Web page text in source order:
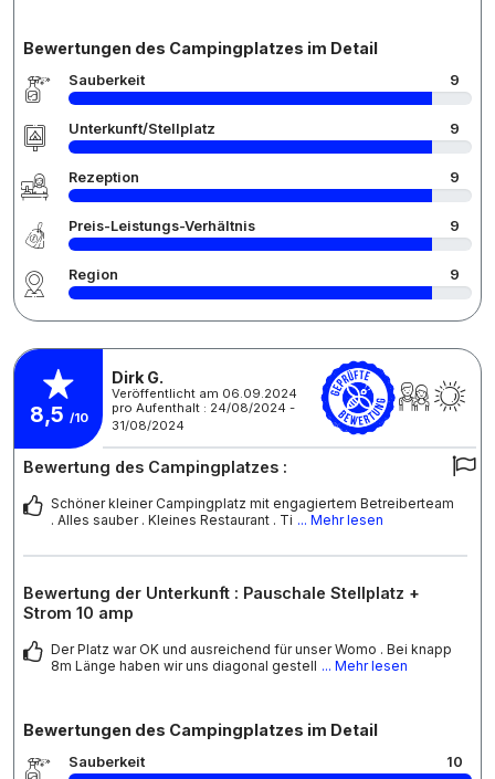
Bewertungen des Campingplatzes im Detail
Sauberkeit 9
Unterkunft/Stellplatz 9
Rezeption 9
Preis-Leistungs-Verhältnis 9
Region 9
8,5 /10
Dirk G.
Veröffentlicht am 06.09.2024
pro Aufenthalt : 24/08/2024 -
31/08/2024
Bewertung des Campingplatzes :
Schöner kleiner Campingplatz mit engagiertem Betreiberteam
. Alles sauber . Kleines Restaurant . Ti ... Mehr lesen
Bewertung der Unterkunft : Pauschale Stellplatz +
Strom 10 amp
Der Platz war OK und ausreichend für unser Womo . Bei knapp
8m Länge haben wir uns diagonal gestell ... Mehr lesen
Bewertungen des Campingplatzes im Detail
Sauberkeit 10